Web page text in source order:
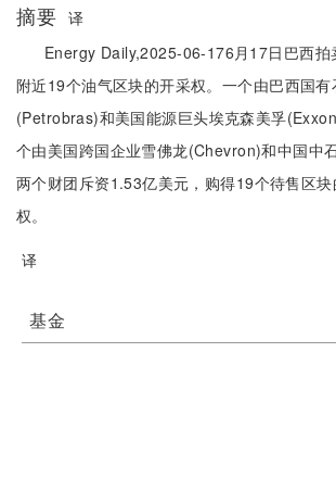
摘要 译
Energy Daily,2025-06-176月17日巴西拍
附近19个油气区块的开采权。一个由巴西国有
(Petrobras)和美国能源巨头埃克森美孚
个由美国跨国企业雪佛龙(Chevron)和中国中
两个财团斥资1.53亿美元，购得19个待售区
权。
译
基金